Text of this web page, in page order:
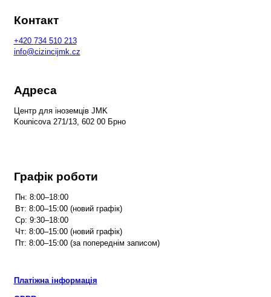
Контакт
+420 734 510 213
info@cizincijmk.cz
Адреса
Центр для іноземців JMK
Kounicova 271/13, 602 00 Брно
Графік роботи
Платіжна інформація